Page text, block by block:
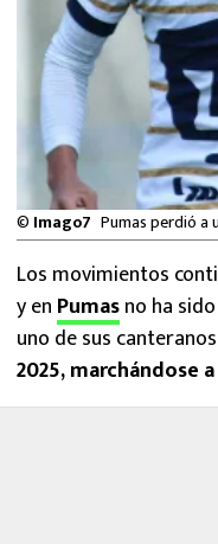
FÓRMULA 1
BOXEO
LIGA MX
NFL
© Imago7 Pumas perdió a
Los movimientos
y en Pumasno ha
uno de sus
2025, marchándose